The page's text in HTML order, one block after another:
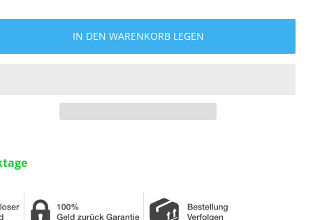
IN DEN WARENKORB LEGEN